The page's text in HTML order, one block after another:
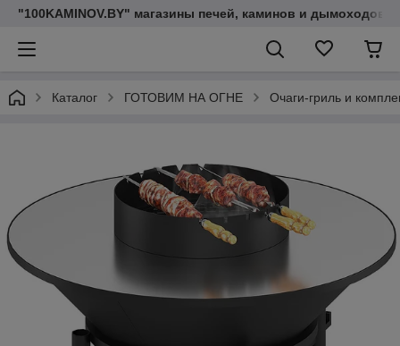
"100KAMINOV.BY" магазины печей, каминов и дымоходов
Каталог ГОТОВИМ НА ОГНЕ Очаги-гриль и